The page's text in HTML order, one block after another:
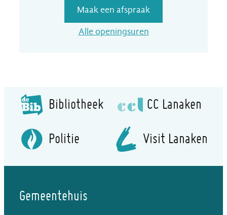
Maak een afspraak
Alle openingsurenDienst Leefmilieu
Bibliotheek CC Lanaken
Politie Visit Lanaken
Gemeentehuis